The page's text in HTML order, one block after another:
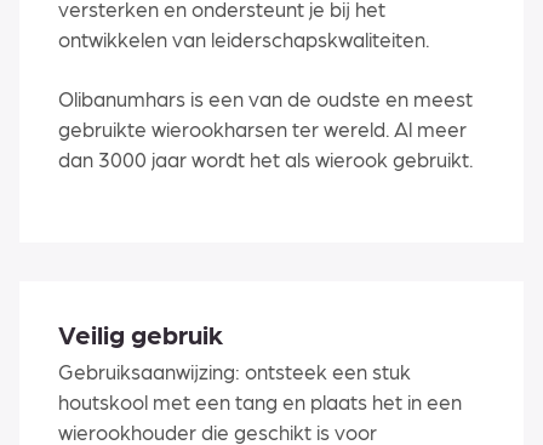
versterken en ondersteunt je bij het
ontwikkelen van leiderschapskwaliteiten.
Olibanumhars is een van de oudste en meest
gebruikte wierookharsen ter wereld. Al meer
dan 3000 jaar wordt het als wierook gebruikt.
Veilig gebruik
Gebruiksaanwijzing: ontsteek een stuk
houtskool met een tang en plaats het in een
wierookhouder die geschikt is voor